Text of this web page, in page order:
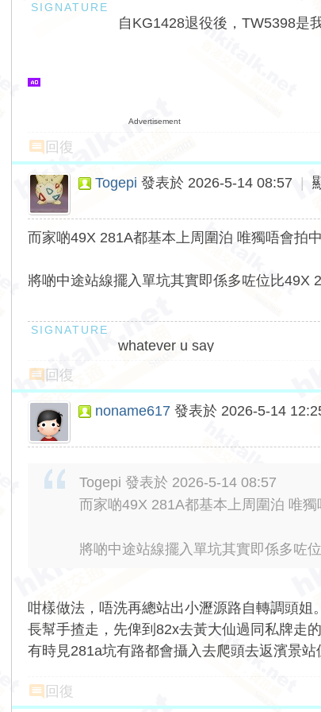
自KG1428退役後，TW5398是
Advertisement
回復
Togepi 發表於 2026-5-14 08:57
而家啲49X 281A都基本上周圍泊 唯獨唔會拍
將啲中途站線擺入單坑其實即係多咗位比49X
whatever u say
回復
noname617 發表於 2026-5-14
Togepi 發表於 2026-5-14 08:57
而家啲49X 281A都基本上周圍泊 唯
將啲中途站線擺入單坑其實即係多咗
咁樣做法，唔洗再總站出小瀝源路自轉調頭
長幫手揸走，先俾到82x去黃大仙過同私牌走的
有時見281a坑有路都會攝入去爬頭去返濱景站
回復